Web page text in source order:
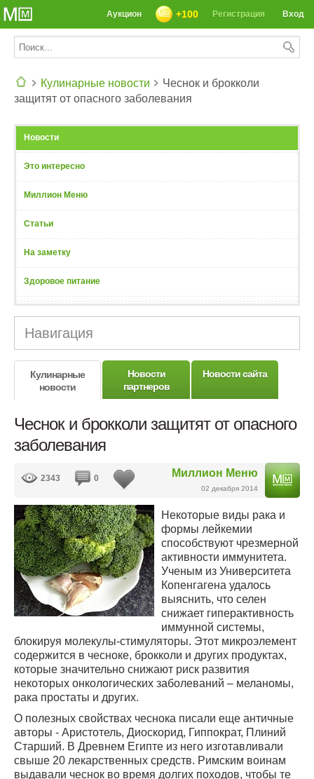
Вход
Регистрация
+100
Аукцион
Кулинарные новости
Чеснок и брокколи
защитят от опасного заболевания
Новости
Это интересно
Миллион Меню
Статьи
На заметку
Здоровое питание
Навигация
Кулинарные
новости
Новости
партнеров
Новости сайта
Чеснок и брокколи защитят от опасного
заболевания
Миллион Меню
02 декабря 2014
2343 0
Некоторые виды рака и
формы лейкемии
способствуют чрезмерной
активности иммунитета.
Ученым из Университета
Копенгагена удалось
выяснить, что селен
снижает гиперактивность
иммунной системы,
блокируя молекулы-стимуляторы. Этот микроэлемент
содержится в чесноке, брокколи и других продуктах,
которые значительно снижают риск развития
некоторых онкологических заболеваний – меланомы,
рака простаты и других.
О полезных свойствах чеснока писали еще античные
авторы - Аристотель, Диоскорид, Гиппократ, Плиний
Старший. В Древнем Египте из него изготавливали
свыше 20 лекарственных средств. Римским воинам
выдавали чеснок во время долгих походов, чтобы те